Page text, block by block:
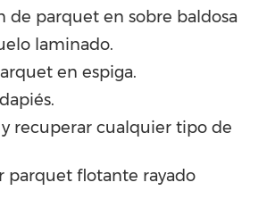
de parquet en sobre baldosa
laminado.
en espiga.
y recuperar cualquier tipo de
parquet flotante rayado